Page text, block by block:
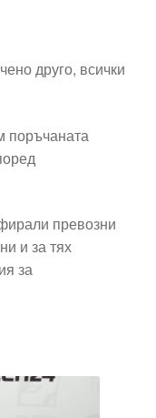
друго, всички
поръчаната
превозни
и за тях
за